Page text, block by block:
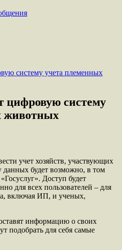
цифровую систему
животных
учет хозяйств, участвующих
данных будет возможно, в том
Доступ будет
для всех пользователей – для
включая ИП, и ученых,
информацию о своих
подобрать для себя самые